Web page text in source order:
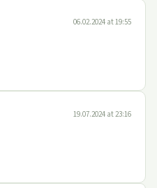
06.02.2024 at 19:55
19.07.2024 at 23:16